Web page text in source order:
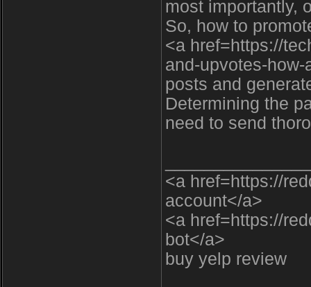
most importantly,
So, how to
<a href=https://
and-upvotes-
posts and
Determining the
need to send
<a href=https://
account</a>
<a href=https://
bot</a>
buy yelp review